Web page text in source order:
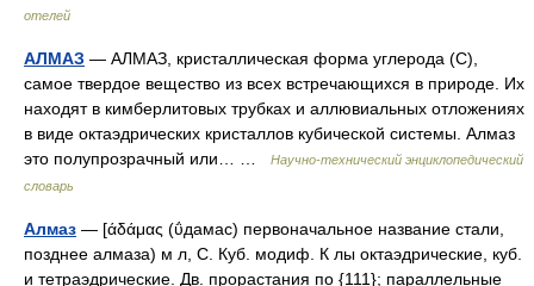
отелей
АЛМАЗ — АЛМАЗ, кристаллическая форма углерода (С),
самое твердое вещество из всех встречающихся в природе. Их
находят в кимберлитовых трубках и аллювиальных отложениях
в виде октаэдрических кристаллов кубической системы. Алмаз
это полупрозрачный или… …
Научно-технический энциклопедический
словарь
Алмаз — [άδάμας (ΰдамас) первоначальное название стали,
позднее алмаза) м л, С. Куб. модиф. К лы октаэдрические, куб.
и тетраэдрические. Дв. прорастания по {111}; параллельные